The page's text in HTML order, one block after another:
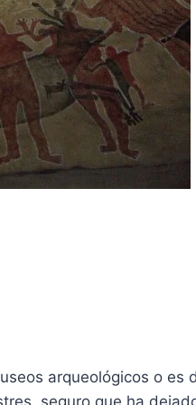
arqueológicos o